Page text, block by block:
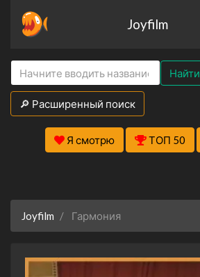
Joyfilm
Найти
🔎 Расширенный поиск
Я смотрю ТОП 50
Joyfilm Гармония